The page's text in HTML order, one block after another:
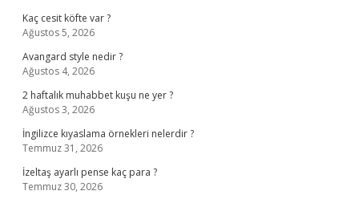
Kaç cesit köfte var ?
Ağustos 5, 2026
Avangard style nedir ?
Ağustos 4, 2026
2 haftalık muhabbet kuşu ne yer ?
Ağustos 3, 2026
İngilizce kıyaslama örnekleri nelerdir ?
Temmuz 31, 2026
İzeltaş ayarlı pense kaç para ?
Temmuz 30, 2026